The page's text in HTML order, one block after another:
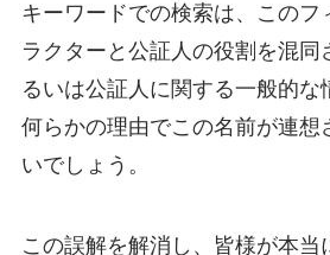
キーワードでの検索は、このフ
ラクターと公証人の役割を混同
るいは公証人に関する一般的な
何らかの理由でこの名前が連想
いでしょう。
この誤解を解消し、皆様が本当